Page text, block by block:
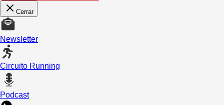
Cerrar
Newsletter
Circuito Running
Podcast